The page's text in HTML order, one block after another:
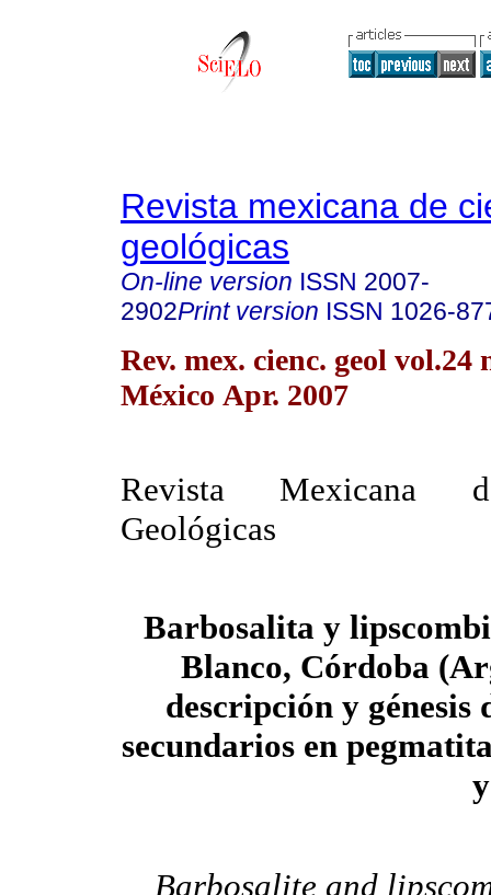
Revista mexicana de
geológicas
On-line version ISSN 2007-
2902Print version ISSN 1026-
Rev. mex. cienc. geol vol.24
México Apr. 2007
Revista Mexicana
Geológicas
Barbosalita y
Blanco, Córdoba
descripción y génesis
secundarios en
Barbosalite and